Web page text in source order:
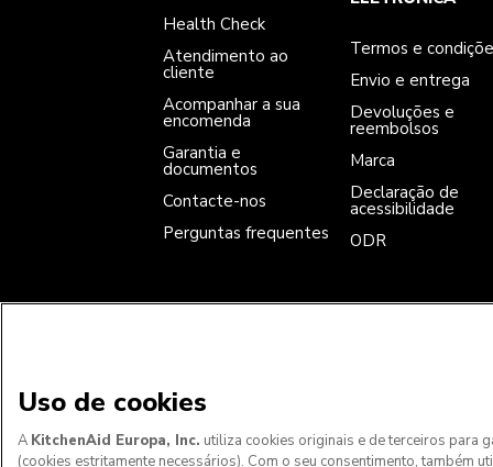
Contacte-nos
Declaração de acessibilidade
Health Check
Atendimento ao
cliente
Acompanhar a sua
encomenda
Garantia e
documentos
Contacte-nos
Perguntas frequentes
Termos e
Envio e entrega
Devoluções e
reembolsos
Marca
Declaração de
acessibilidade
ODR
Uso de cookies
A KitchenAid Europa, Inc. utiliza cookies originais e de terceiros para
(cookies estritamente necessários). Com o seu consentimento,